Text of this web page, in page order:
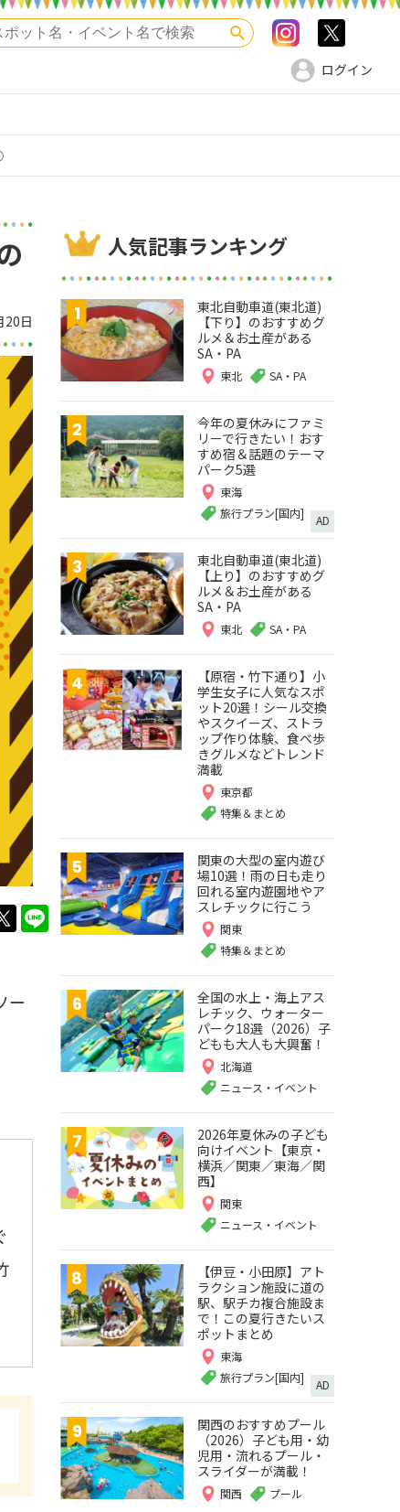
検索 Instagram
ログイン
20日
twitterLINE
ー
人気記事ランキング
東北自動車道(東北道)
【下り】のおすすめグ
ルメ＆お土産がある
SA・PA
東北 SA・PA
今年の夏休みにファミ
リーで行きたい！おす
すめ宿＆話題のテーマ
パーク5選
東海
旅行プラン[国内]
AD
東北自動車道(東北道)
【上り】のおすすめグ
ルメ＆お土産がある
SA・PA
東北 SA・PA
【原宿・竹下通り】小
学生女子に人気なスポ
ット20選！シール交換
やスクイーズ、ストラ
ップ作り体験、食べ歩
きグルメなどトレンド
満載
東京都
特集＆まとめ
関東の大型の室内遊び
場10選！雨の日も走り
回れる室内遊園地やア
スレチックに行こう
関東
特集＆まとめ
全国の水上・海上アス
レチック、ウォーター
パーク18選（2026）子
どもも大人も大興奮！
北海道
ニュース・イベント
2026年夏休みの子ども
向けイベント【東京・
横浜／関東／東海／関
西】
関東
ニュース・イベント
【伊豆・小田原】アト
ラクション施設に道の
駅、駅チカ複合施設ま
で！この夏行きたいス
ポットまとめ
東海
旅行プラン[国内]
AD
関西のおすすめプール
（2026）子ども用・幼
児用・流れるプール・
スライダーが満載！
関西 プール